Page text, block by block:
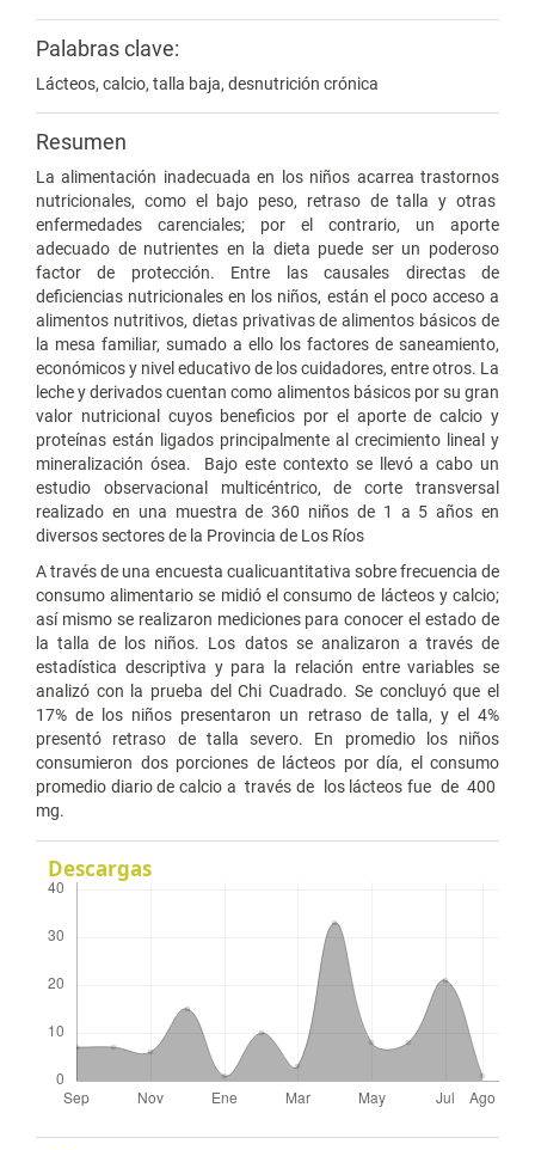
Palabras clave:
Lácteos, calcio, talla baja, desnutrición crónica
Resumen
La alimentación inadecuada en los niños acarrea trastornos
nutricionales, como el bajo peso, retraso de talla y otras
enfermedades carenciales; por el contrario, un aporte
adecuado de nutrientes en la dieta puede ser un poderoso
factor de protección. Entre las causales directas de
deficiencias nutricionales en los niños, están el poco acceso a
alimentos nutritivos, dietas privativas de alimentos básicos de
la mesa familiar, sumado a ello los factores de saneamiento,
económicos y nivel educativo de los cuidadores, entre otros. La
leche y derivados cuentan como alimentos básicos por su gran
valor nutricional cuyos beneficios por el aporte de calcio y
proteínas están ligados principalmente al crecimiento lineal y
mineralización ósea. Bajo este contexto se llevó a cabo un
estudio observacional multicéntrico, de corte transversal
realizado en una muestra de 360 niños de 1 a 5 años en
diversos sectores de la Provincia de Los Ríos
A través de una encuesta cualicuantitativa sobre frecuencia de
consumo alimentario se midió el consumo de lácteos y calcio;
así mismo se realizaron mediciones para conocer el estado de
la talla de los niños. Los datos se analizaron a través de
estadística descriptiva y para la relación entre variables se
analizó con la prueba del Chi Cuadrado. Se concluyó que el
17% de los niños presentaron un retraso de talla, y el 4%
presentó retraso de talla severo. En promedio los niños
consumieron dos porciones de lácteos por día, el consumo
promedio diario de calcio a través de los lácteos fue de 400
mg.
Descargas